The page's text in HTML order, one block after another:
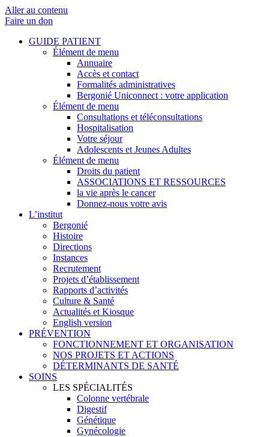
Aller au contenu
Faire un don
GUIDE PATIENT
Élément de menu
Annuaire
Accès et contact
Formalités administratives
Bergonié Uniconnect : votre application
Élément de menu
Consultations et téléconsultations
Hospitalisation
Votre séjour
Adolescents et Jeunes Adultes
Élément de menu
Droits du patient
ASSOCIATIONS ET RESSOURCES
la vie après le cancer
Donnez-nous votre avis
L’institut
Bergonié
Histoire
Directions
Instances
Recrutement
Projets d’établissement
Rapports d’activités
Culture & Santé
Actualités et Kiosque
English version
PRÉVENTION
FONCTIONNEMENT ET ORGANISATION
NOS PROJETS ET ACTIONS
DÉTERMINANTS DE SANTÉ
SOINS
LES SPÉCIALITÉS
Colonne vertébrale
Digestif
Génétique
Gynécologie